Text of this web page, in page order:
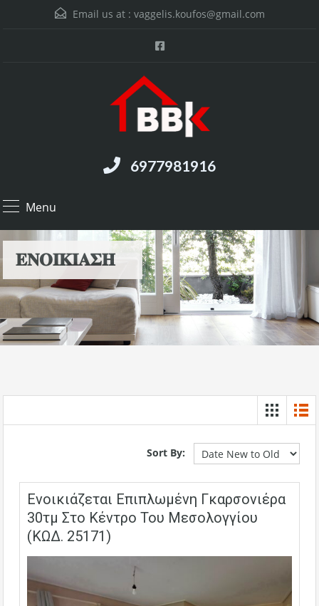
Email us at : vaggelis.koufos@gmail.com
6977981916
Menu
𝚬𝚴𝚶𝚰𝚱𝚰𝚨𝚺𝚮
Sort By:
Ενοικιάζεται Επιπλωμένη Γκαρσονιέρα
30τμ Στο Κέντρο Του Μεσολογγίου
(ΚΩΔ. 25171)